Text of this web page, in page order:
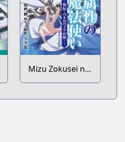
Mizu Zokusei no
Mahoutsukai